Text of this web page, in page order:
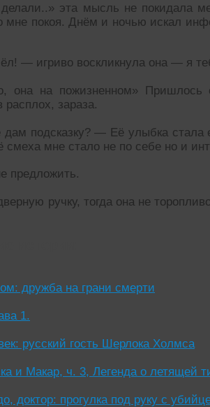
эта мысль не покидала
мне покоя. Днём и ночью искал
— игриво воскликнула она — я
она на пожизненном» Пришлось
расплох, зараза.
подсказку? — Её улыбка
мне стало не по себе но и
предложить.
ручку, тогда она не
дружба на грани смерти
1.
русский гость Шерлока Холмса
и Макар, ч. 3, Легенда о летящей
доктор: прогулка под руку с